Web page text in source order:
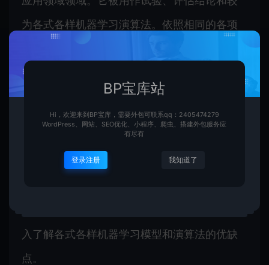
为各式各样机器学习演算法。依照相同的各项
优先选择适宜的演算法展开试验和评估结论。
在很多机器学习体育竞技中，UCI统计数据数据
集也正式成为了较为国际标准。
另外，UCI统计数据数据集也被用作教育应用领
入了解各式各样机器学习模型和演算法的优缺
点。
BP宝库站
Hi，欢迎来到BP宝库，需要外包可联系qq：2405474279
WordPress、网站、SEO优化、小程序、爬虫、搭建外包服务应
有尽有
登录注册 我知道了